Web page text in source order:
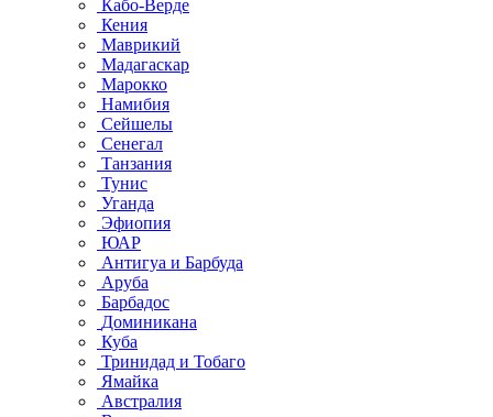
Кабо-Верде
Кения
Маврикий
Мадагаскар
Марокко
Намибия
Сейшелы
Сенегал
Танзания
Тунис
Уганда
Эфиопия
ЮАР
Антигуа и Барбуда
Аруба
Барбадос
Доминикана
Куба
Тринидад и Тобаго
Ямайка
Австралия